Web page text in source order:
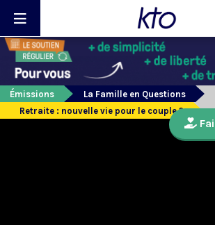
Émissions
La Famille en Questions
Retraite : nouvelle vie pour le couple ?